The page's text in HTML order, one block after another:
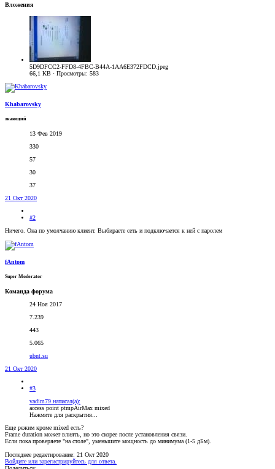
Вложения
5D9DFCC2-FFD8-4FBC-B44A-1AA6E372FDCD.jpeg
66,1 KB · Просмотры: 583
Khabarovsky
знающий
13 Фев 2019
330
57
30
37
21 Окт 2020
#2
Ничего. Она по умолчанию клиент. Выбираете сеть и подключается к ней с паролем
fAntom
Super Moderator
Команда форума
24 Ноя 2017
7.239
443
5.065
ubnt.su
21 Окт 2020
#3
vadim79 написал(а):
access point ptmpAirMax mixed
Нажмите для раскрытия...
Еще режим кроме mixed есть?
Frame duration может влиять, но это скорее после установления связи.
Если пока проверяете "на столе", уменьшите мощность до минимума (1-5 дБм).
Последнее редактирование: 21 Окт 2020
Войдите или зарегистрируйтесь для ответа.